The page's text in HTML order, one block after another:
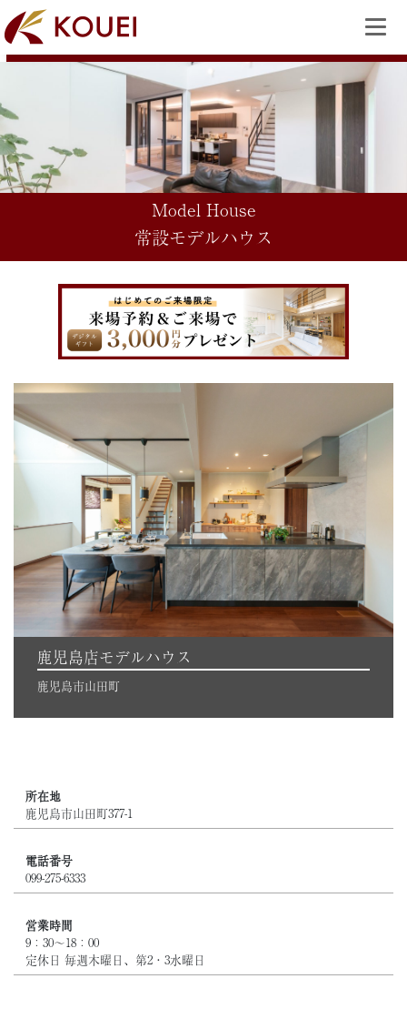
Model House
常設モデルハウス
鹿児島店モデルハウス
鹿児島市山田町
所在地
鹿児島市山田町377-1
電話番号
099-275-6333
営業時間
9：30～18：00
定休日 毎週木曜日、第2・3水曜日